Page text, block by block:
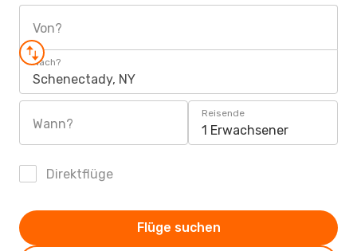
Von?
Nach?
Schenectady, NY
Wann?
Reisende
1 Erwachsener
Direktflüge
Flüge suchen